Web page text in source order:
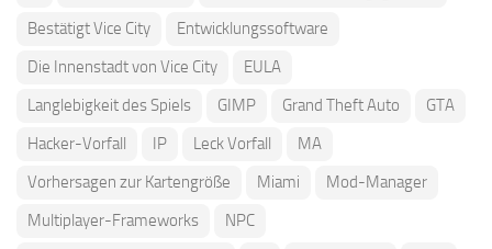
Bestätigt Vice City
Entwicklungssoftware
Die Innenstadt von Vice City
EULA
Langlebigkeit des Spiels
GIMP Grand Theft Auto
GTA
Hacker-Vorfall
IP Leck Vorfall
MA
Vorhersagen zur Kartengröße
Miami
Mod-Manager
Multiplayer-Frameworks
NPC